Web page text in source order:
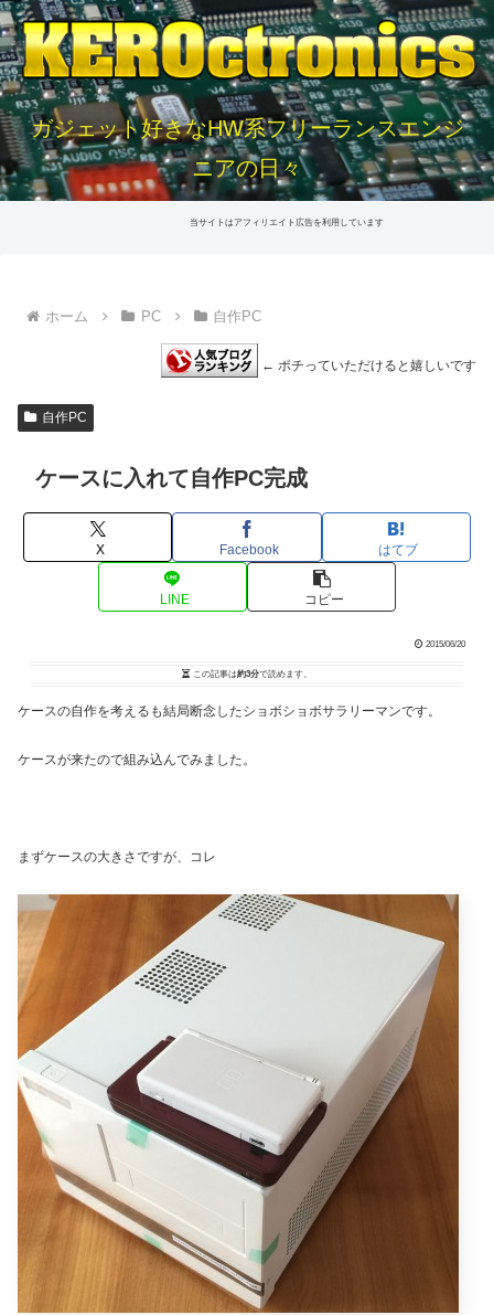
ガジェット好きなHW系フリーランスエンジ
ニアの日々
当サイトはアフィリエイト広告を利用しています
ホーム PC 自作PC
← ポチっていただけると嬉しいです
自作PC
ケースに入れて自作PC完成
X Facebook はてブ
LINE コピー
2015/06/20
この記事は約3分で読めます。
ケースの自作を考えるも結局断念したショボショボサラリーマンです。
ケースが来たので組み込んでみました。
まずケースの大きさですが、コレ